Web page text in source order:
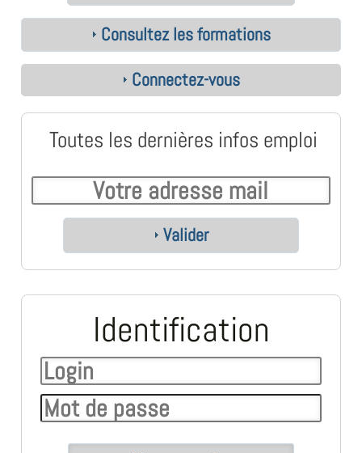
Consultez les formations
Connectez-vous
Toutes les dernières infos emploi
Valider
Identification